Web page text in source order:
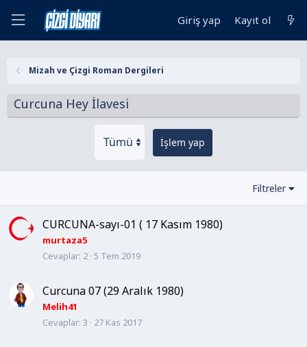
Giriş yap Kayıt ol
Mizah ve Çizgi Roman Dergileri
Curcuna Hey İlavesi
İşlem yap
Filtreler
CURCUNA-sayı-01 ( 17 Kasım 1980)
murtaza5
Cevaplar 2 5 Tem 2019
Curcuna 07 (29 Aralık 1980)
Melih41
Cevaplar 3 27 Kas 2017